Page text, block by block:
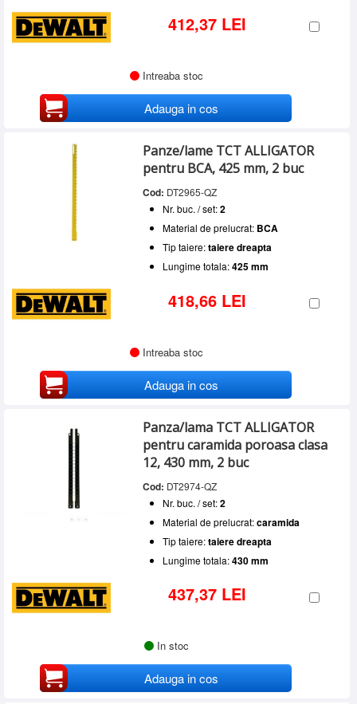
412,37 LEI
Intreaba stoc
Adauga in cos
Panze/lame TCT ALLIGATOR
pentru BCA, 425 mm, 2 buc
Cod: DT2965-QZ
Nr. buc. / set:2
Material de prelucrat: BCA
Tip taiere:taiere dreapta
Lungime totala:425 mm
418,66 LEI
Intreaba stoc
Adauga in cos
Panza/lama TCT ALLIGATOR
pentru caramida poroasa clasa
12, 430 mm, 2 buc
Cod: DT2974-QZ
Nr. buc. / set:2
Material de prelucrat:caramida
Tip taiere:taiere dreapta
Lungime totala:430 mm
437,37 LEI
In stoc
Adauga in cos